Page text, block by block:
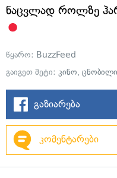
ნაცვლად როლზე
წყარო: BuzzFeed
გაიგეთ მეტი: კინო, ცნობილი
გაზიარება
კომენტარები